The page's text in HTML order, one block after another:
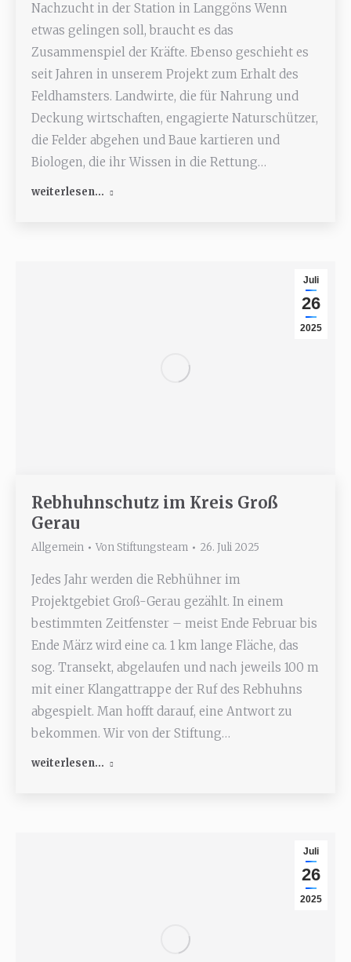
Nachzucht in der Station in Langgöns Wenn
etwas gelingen soll, braucht es das
Zusammenspiel der Kräfte. Ebenso geschieht es
seit Jahren in unserem Projekt zum Erhalt des
Feldhamsters. Landwirte, die für Nahrung und
Deckung wirtschaften, engagierte Naturschützer,
die Felder abgehen und Baue kartieren und
Biologen, die ihr Wissen in die Rettung…
weiterlesen...
Juli
26
2025
Rebhuhnschutz im Kreis Groß
Gerau
Allgemein Von Stiftungsteam 26. Juli 2025
Jedes Jahr werden die Rebhühner im
Projektgebiet Groß-Gerau gezählt. In einem
bestimmten Zeitfenster – meist Ende Februar bis
Ende März wird eine ca. 1 km lange Fläche, das
sog. Transekt, abgelaufen und nach jeweils 100 m
mit einer Klangattrappe der Ruf des Rebhuhns
abgespielt. Man hofft darauf, eine Antwort zu
bekommen. Wir von der Stiftung…
weiterlesen...
Juli
26
2025